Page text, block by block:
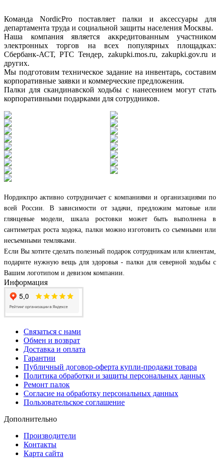
Команда NordicPro поставляет палки и аксессуары для
департамента труда и социальной защиты населения Москвы.
Наша компания является аккредитованным участником
электронных торгов на всех популярных площадках:
Сбербанк-АСТ, РТС Тендер, zakupki.mos.ru, zakupki.gov.ru и
других.
Мы подготовим техническое задание на инвентарь, составим
корпоративные заявки и коммерческие предложения.
Палки для скандинавской ходьбы с нанесением могут стать
корпоративными подарками для сотрудников.
Нордикпро активно сотрудничает с компаниями и организациями по
всей России. В зависимости от задачи, предложим матовые или
глянцевые модели, шкала ростовки может быть выполнена в
сантиметрах роста ходока, палки можно изготовить со съемными или
несъемными темляками.
Если Вы хотите сделать полезный подарок сотрудникам или клиентам,
подарите нужную вещь для здоровья - палки для северной ходьбы с
Вашим логотипом и девизом компании.
Информация
Связаться с нами
Обмен и возврат
Доставка и оплата
Гарантии
Публичный договор-оферта купли-продажи товара
Политика обработки и защиты персональных данных
Ремонт палок
Согласие на обработку персональных данных
Пользовательское соглашение
Дополнительно
Производители
Контакты
Карта сайта